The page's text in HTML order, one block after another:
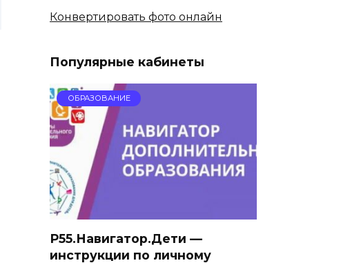
Конвертировать фото онлайн
Популярные кабинеты
ОБРАЗОВАНИЕ
Р55.Навигатор.Дети —
инструкции по личному